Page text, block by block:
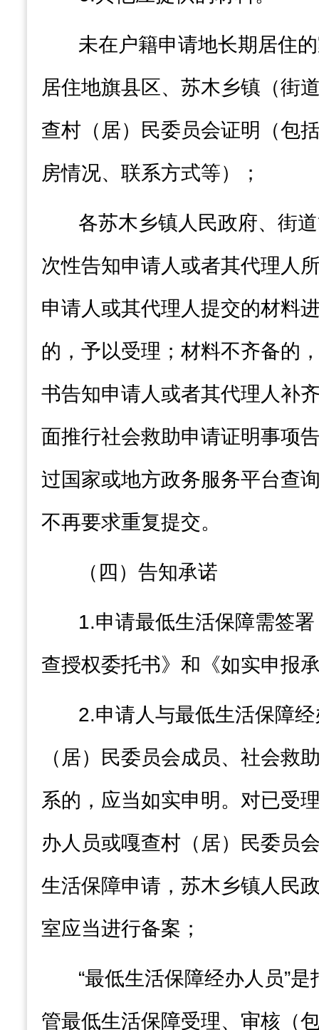
未在户籍申请地长期居住
居住地旗县区、苏木乡镇（街
查村（居）民委员会证明（包
房情况、联系方式等）；
各苏木乡镇人民政府、 街
次性告知申请人或者其代理人
申请人或其代理人提交的材料
的，予以受理；材料不齐备的
书告知申请人或者其代理人补
面推行社会救助申请证明事项
过国家或地方政务服务平台查
不再要求重复提交。
（四）告知承诺
1.申请最低生活保障需签
查授权委托书》和《如实申报
2.申请人与最低生活保障
（居）民委员会成员、社会救
系的，应当如实申明。对已受
办人员或嘎查村（居）民委员
生活保障申请，苏木乡镇人民
室应当进行备案；
“最低生活保障经办人员”是
管最低生活保障受理、审核（